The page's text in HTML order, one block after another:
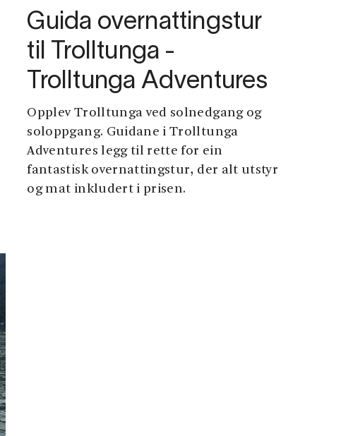
Guida overnattingstur
til Trolltunga -
Trolltunga Adventures
Opplev Trolltunga ved solnedgang og
soloppgang. Guidane i Trolltunga
Adventures legg til rette for ein
fantastisk overnattingstur, der alt utstyr
og mat inkludert i prisen.